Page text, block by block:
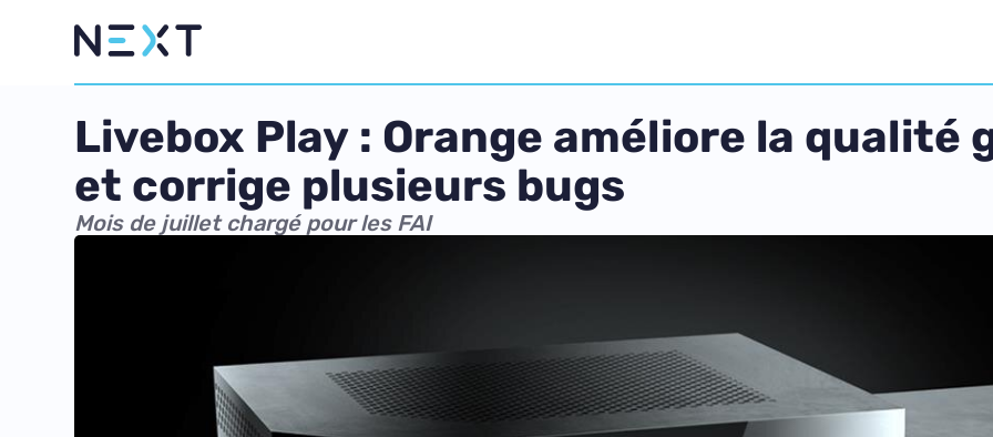
Livebox Play : Orange améliore la qualité
et corrige plusieurs bugs
Mois de juillet chargé pour les FAI